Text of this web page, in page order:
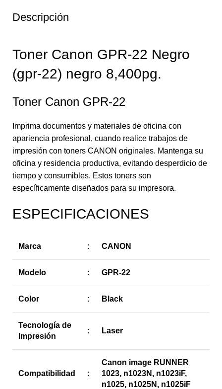
Descripción
Toner Canon GPR-22 Negro
(gpr-22) negro 8,400pg.
Toner Canon GPR-22
Imprima documentos y materiales de oficina con
apariencia profesional, cuando realice trabajos de
impresión con toners CANON originales. Mantenga su
oficina y residencia productiva, evitando desperdicio de
tiempo y consumibles. Estos toners son
específicamente diseñados para su impresora.
ESPECIFICACIONES
Marca : CANON
Modelo : GPR-22
Color : Black
Tecnología de
Impresión
: Laser
Compatibilidad :
Canon image RUNNER
1023, n1023N, n1023iF,
n1025, n1025N, n1025iF